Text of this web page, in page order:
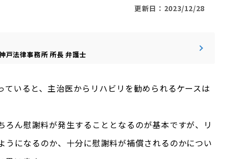
更新日：2023/12/28
戸法律事務所所長 弁護士
いると、主治医からリハビリを勧められるケースは
ん慰謝料が発生することとなるのが基本ですが、リ
うになるのか、十分に慰謝料が補償されるのかについ